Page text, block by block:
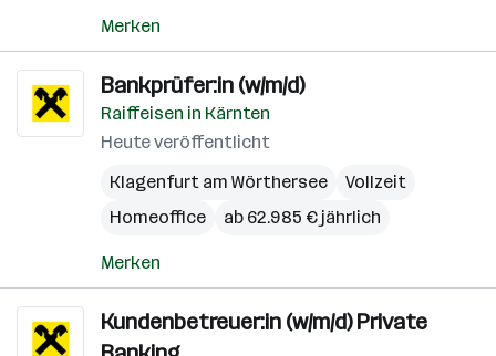
Merken
Bankprüfer:in (w/m/d)
Raiffeisen in Kärnten
Heute veröffentlicht
Klagenfurt am Wörthersee
Vollzeit
Homeoffice
ab 62.985 € jährlich
Merken
Kundenbetreuer:in (w/m/d) Private